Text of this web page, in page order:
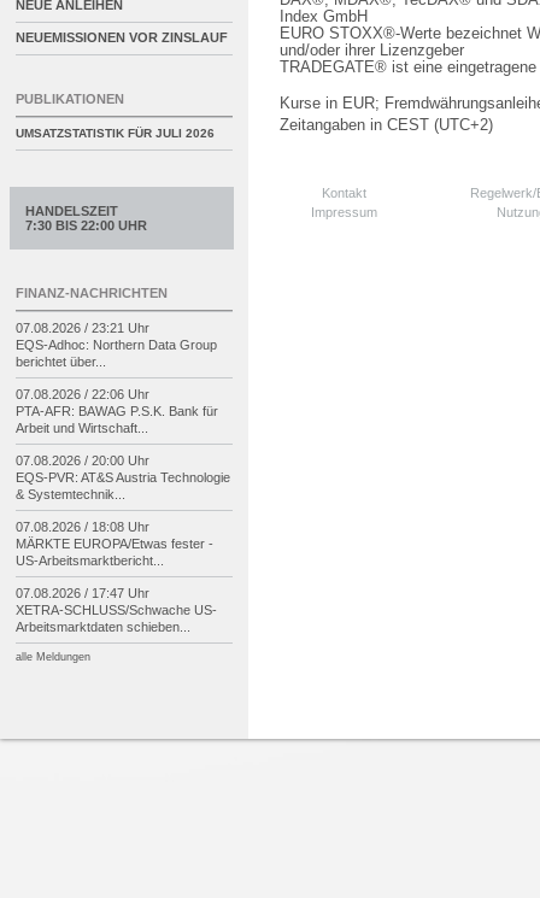
Index GmbH
EURO STOXX®-Werte bezeichnet
und/oder ihrer Lizenzgeber
TRADEGATE® ist eine
Kurse in EUR;
Zeitangaben in CEST (UTC+2)
Kontakt
Impressum
NEUE ANLEIHEN
NEUEMISSIONEN VOR ZINSLAUF
PUBLIKATIONEN
UMSATZSTATISTIK FÜR JULI 2026
HANDELSZEIT
7:30 BIS 22:00 UHR
FINANZ-NACHRICHTEN
07.08.2026 / 23:21 Uhr
EQS-Adhoc: Northern Data Group
berichtet über...
07.08.2026 / 22:06 Uhr
PTA-AFR: BAWAG P.S.K. Bank für
Arbeit und Wirtschaft...
07.08.2026 / 20:00 Uhr
EQS-PVR: AT&S Austria Technologie
& Systemtechnik...
07.08.2026 / 18:08 Uhr
MÄRKTE EUROPA/Etwas fester -
US-Arbeitsmarktbericht...
07.08.2026 / 17:47 Uhr
XETRA-SCHLUSS/Schwache US-
Arbeitsmarktdaten schieben...
alle Meldungen